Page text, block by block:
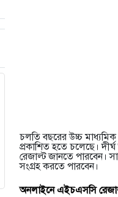
চলতি বছরের উচ্চ
প্রকাশিত হতে চলেছে।
রেজাল্ট জানতে পারবেন।
সংগ্রহ করতে পারবেন।
অনলাইনে এইচএসসি